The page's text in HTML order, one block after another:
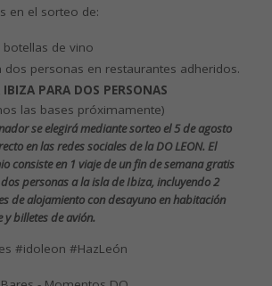
en el sorteo de:
botellas de vino
dos personas en restaurantes adheridos.
IBIZA PARA DOS PERSONAS
las bases próximamente)
se elegirá mediante sorteo el 5 de agosto
en las redes sociales de la DO LEON. El
consiste en 1 viaje de un fin de semana gratis
personas a la isla de Ibiza, incluyendo 2
de alojamiento con desayuno en habitación
y billetes de avión.
#idoleon #HazLeón